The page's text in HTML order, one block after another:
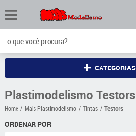
CATEGORIAS
Plastimodelismo Testors
Home Mais Plastimodelismo Tintas Testors
ORDENAR POR